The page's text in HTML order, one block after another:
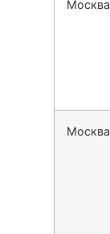
Москва
Москва